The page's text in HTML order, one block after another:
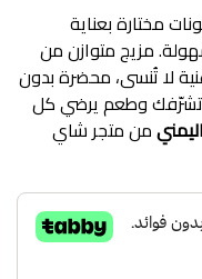
مختارة بعناية
مزيج متوازن من
لا تُنسى، محضرة بدون
تشرّفك وطعم يرضي كل
من متجر شاي